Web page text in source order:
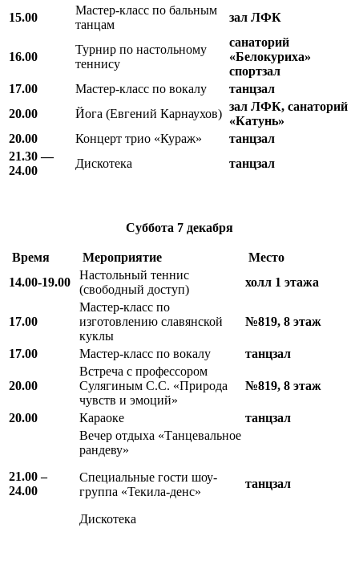
15.00
Мастер-класс по бальным
танцам
зал ЛФК
16.00
Турнир по настольному
теннису
санаторий
«Белокуриха»
спортзал
17.00
Мастер-класс по вокалу
танцзал
20.00
Йога (Евгений Карнаухов)
зал ЛФК, санаторий
«Катунь»
20.00
Концерт трио «Кураж»
танцзал
21.30 —
24.00
Дискотека танцзал
Суббота 7 декабря
Время Мероприятие
Место
14.00-19.00
Настольный теннис
(свободный доступ)
холл 1 этажа
17.00
Мастер-класс по
изготовлению славянской
куклы
№819, 8 этаж
17.00 Мастер-класс по вокалу танцзал
20.00
Встреча с профессором
Сулягиным С.С. «Природа
чувств и эмоций»
№819, 8 этаж
20.00 Караоке танцзал
21.00 –
24.00
Вечер отдыха «Танцевальное
рандеву»
Специальные гости шоу-
группа «Текила-денс»
Дискотека
танцзал